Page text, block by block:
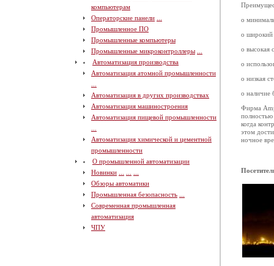
компьютерам
Операторские панели
Промышленное ПО
Промышленные компьютеры
Промышленные микроконтроллеры
Автоматизация производства
Автоматизация атомной промышленности
Автоматизация в других производствах
Автоматизация машиностроения
Автоматизация пищевой промышленности
Автоматизация химической и цементной
промышленности
О промышленной автоматизации
Новинки
Обзоры автоматики
Промышленная безопасность
Современная промышленная
автоматизация
ЧПУ
o
o широкий
o высокая
o
o низкая
o наличие
Фирма
полностью
когда
этом
ночное